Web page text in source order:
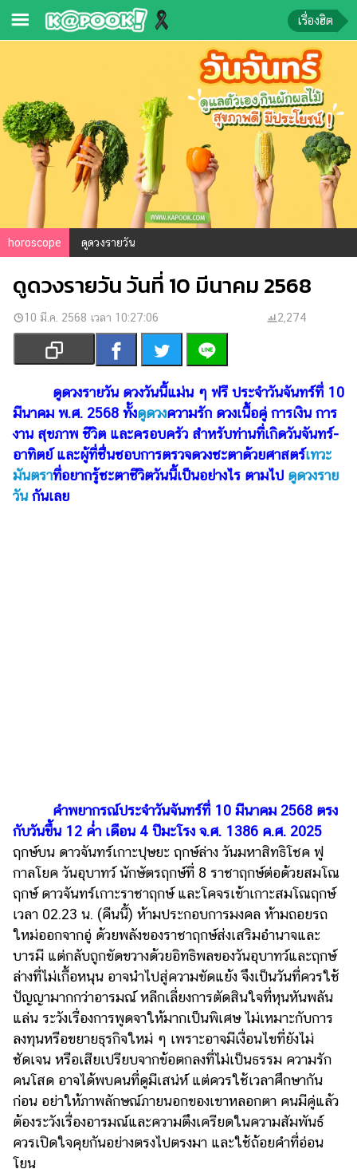
ความ
รู้
ข่าว
ข่าว
บันเทิง
ตรวจ
หวย
ผล
บอล
สด
การ
เงิน
ศึกษา
บันเทิง
รูปภาพ
หญิง
ผู้ชาย
สุขภาพ
ท่อง
เที่ยว
สูตร
อาหาร
ง่ายๆ
ช้อป
ปิ้ง
รถยนต์
บ้าน
และ
การ
เรื่องฮิต
horoscope ดูดวงรายวัน
ดูดวงรายวัน วันที่ 10 มีนาคม 2568
10 มี.ค. 2568 เวลา 10:27:06 2,274
ดูดวงรายวัน ดวงวันนี้แม่น ๆ ฟรี ประจำวันจันทร์ที่ 10
มีนาคม พ.ศ. 2568 ทั้งดูดวงความรัก ดวงเนื้อคู่ การเงิน การ
งาน สุขภาพ ชีวิต และครอบครัว สำหรับท่านที่เกิดวันจันทร์-
อาทิตย์ และผู้ที่ชื่นชอบการตรวจดวงชะตาด้วยศาสตร์เทวะ
มันตราที่อยากรู้ชะตาชีวิตวันนี้เป็นอย่างไร ตามไป ดูดวงราย
วัน กันเลย
คำพยากรณ์ประจำวันจันทร์ที่ 10 มีนาคม 2568 ตรง
กับวันขึ้น 12 ค่ำ เดือน 4 ปีมะโรง จ.ศ. 1386 ค.ศ. 2025
ฤกษ์บน ดาวจันทร์เกาะปุษยะ ฤกษ์ล่าง วันมหาสิทธิโชค ฟู
กาลโยค วันอุบาทว์ นักษัตรฤกษ์ที่ 8 ราชาฤกษ์ต่อด้วยสมโณ
ฤกษ์ ดาวจันทร์เกาะราชาฤกษ์ และโคจรเข้าเกาะสมโณฤกษ์
เวลา 02.23 น. (คืนนี้) ห้ามประกอบการมงคล ห้ามถอยรถ
ใหม่ออกจากอู่ ด้วยพลังของราชาฤกษ์ส่งเสริมอำนาจและ
บารมี แต่กลับถูกขัดขวางด้วยอิทธิพลของวันอุบาทว์และฤกษ์
ล่างที่ไม่เกื้อหนุน อาจนำไปสู่ความขัดแย้ง จึงเป็นวันที่ควรใช้
ปัญญามากกว่าอารมณ์ หลีกเลี่ยงการตัดสินใจที่หุนหันพลัน
แล่น ระวังเรื่องการพูดจาให้มากเป็นพิเศษ ไม่เหมาะกับการ
ลงทุนหรือขยายธุรกิจใหม่ ๆ เพราะอาจมีเงื่อนไขที่ยังไม่
ชัดเจน หรือเสียเปรียบจากข้อตกลงที่ไม่เป็นธรรม ความรัก
คนโสด อาจได้พบคนที่ดูมีเสน่ห์ แต่ควรใช้เวลาศึกษากัน
ก่อน อย่าให้ภาพลักษณ์ภายนอกของเขาหลอกตา คนมีคู่แล้ว
ต้องระวังเรื่องอารมณ์และความตึงเครียดในความสัมพันธ์
ควรเปิดใจคุยกันอย่างตรงไปตรงมา และใช้ถ้อยคำที่อ่อน
โยน